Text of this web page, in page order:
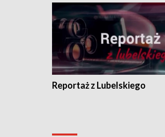
Reportaż z Lubelskiego